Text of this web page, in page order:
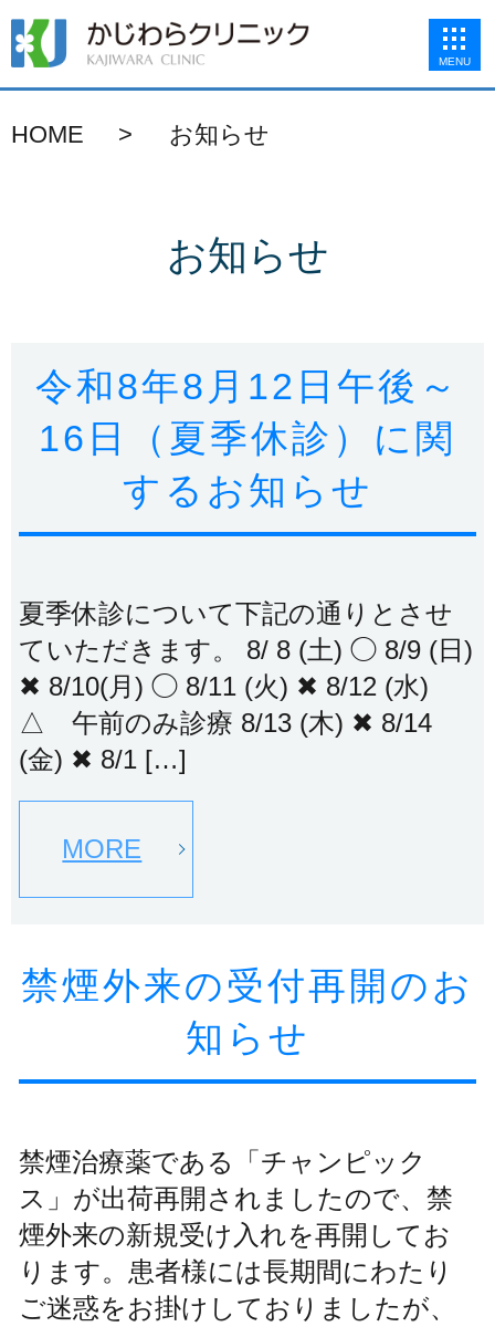
MENU
HOME お知らせ
お知らせ
令和8年8月12日午後～
16日（夏季休診）に関
するお知らせ
夏季休診について下記の通りとさせ
ていただきます。 8/ 8 (土) ◯ 8/9 (日)
✖ 8/10(月) ◯ 8/11 (火) ✖ 8/12 (水)
△ 午前のみ診療 8/13 (木) ✖ 8/14
(金) ✖ 8/1 […]
MORE
禁煙外来の受付再開のお
知らせ
禁煙治療薬である「チャンピック
ス」が出荷再開されましたので、禁
煙外来の新規受け入れを再開してお
ります。患者様には長期間にわたり
ご迷惑をお掛けしておりましたが、